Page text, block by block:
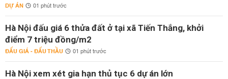
DỰ ÁN 01 phút trước
Hà Nội đấu giá 6 thửa đất ở tại xã Tiến Thắng, khởi
điểm 7 triệu đồng/m2
ĐẤU GIÁ - ĐẤU THẦU 01 phút trước
Hà Nội xem xét gia hạn thủ tục 6 dự án lớn